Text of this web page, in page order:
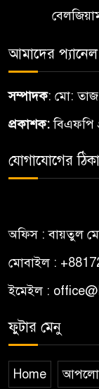
আমাদের প্যানেল
সম্পাদক: মো: তাজ
প্রকাশক:বিএফপি
যোগাযোগের
অফিস : বায়তুল
মোবাইল :
ইমেইল :
ফুটার মেনু
Home